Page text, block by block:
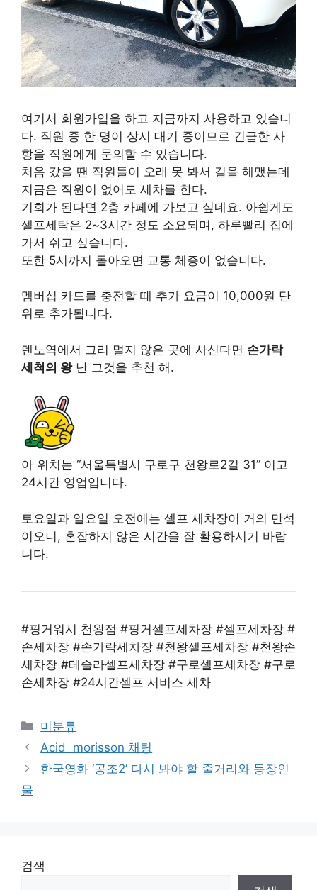
여기서 회원가입을 하고 지금까지 사용하고 있습니
다. 직원 중 한 명이 상시 대기 중이므로 긴급한 사
항을 직원에게 문의할 수 있습니다.
처음 갔을 땐 직원들이 오래 못 봐서 길을 헤맸는데
지금은 직원이 없어도 세차를 한다.
기회가 된다면 2층 카페에 가보고 싶네요. 아쉽게도
셀프세탁은 2~3시간 정도 소요되며, 하루빨리 집에
가서 쉬고 싶습니다.
또한 5시까지 돌아오면 교통 체증이 없습니다.
멤버십 카드를 충전할 때 추가 요금이 10,000원 ​​단
위로 추가됩니다.
덴노역에서 그리 멀지 않은 곳에 사신다면 손가락
세척의 왕난 그것을 추천 해.
아 위치는 “서울특별시 구로구 천왕로2길 31” 이고
24시간 영업입니다.
토요일과 일요일 오전에는 셀프 세차장이 거의 만석
이오니, 혼잡하지 않은 시간을 잘 활용하시기 바랍
니다.
#핑거워시 천왕점 #핑거셀프세차장 #셀프세차장 #
손세차장 #손가락세차장 #천왕셀프세차장 #천왕손
세차장 #테슬라셀프세차장 #구로셀프세차장 #구로
손세차장 #24시간셀프 서비스 세차
Categories
미분류
Acid_morisson 채팅
한국영화 ‘공조2’ 다시 봐야 할 줄거리와 등장인
물
검색